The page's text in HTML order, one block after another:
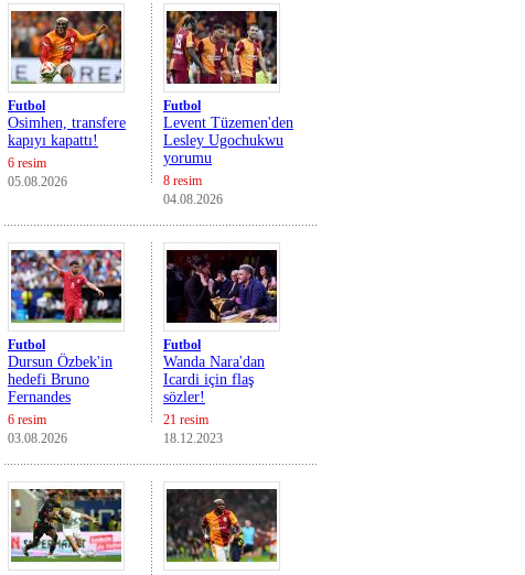
Futbol
Osimhen, transfere
kapıyı kapattı!
6 resim
05.08.2026
Futbol
Levent Tüzemen'den
Lesley Ugochukwu
yorumu
8 resim
04.08.2026
Futbol
Dursun Özbek'in
hedefi Bruno
Fernandes
6 resim
03.08.2026
Futbol
Wanda Nara'dan
Icardi için flaş
sözler!
21 resim
18.12.2023